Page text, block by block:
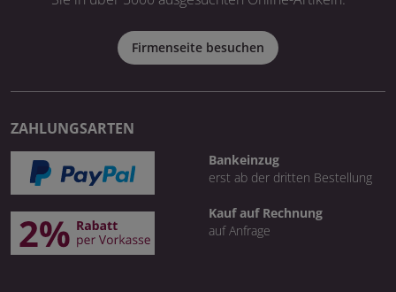
Firmenseite besuchen
ZAHLUNGSARTEN
Bankeinzug
erst ab der dritten Bestellung
Kauf auf Rechnung
auf Anfrage